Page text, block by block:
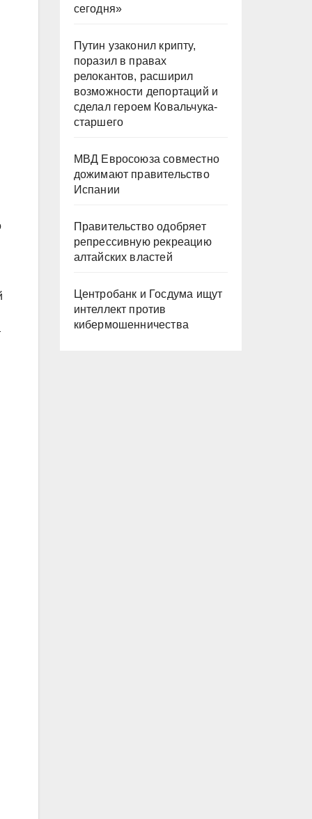
сегодня»
Путин узаконил крипту,
поразил в правах
релокантов, расширил
возможности депортаций и
сделал героем Ковальчука-
старшего
МВД Евросоюза совместно
дожимают правительство
Испании
Правительство одобряет
репрессивную рекреацию
алтайских властей
Центробанк и Госдума ищут
интеллект против
кибермошенничества